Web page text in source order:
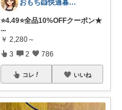
おもち🐹快適暮らし🌸オリ写🪴
⭐️4.49⭐️全品10%OFFクーポン★
...
￥ 2,280～
3 2 786
コレ いいね